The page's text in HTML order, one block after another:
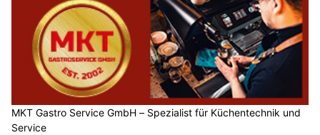
MKT Gastro Service GmbH – Spezialist für Küchentechnik und
Service